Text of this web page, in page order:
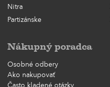
Nitra
Partizánske
Nákupný poradca
Osobné odbery
Ako nakupovať